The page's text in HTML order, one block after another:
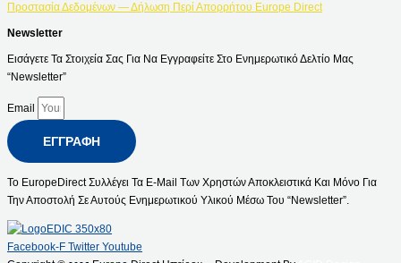
Προστασία Δεδομένων — Δήλωση Περί Απορρήτου Europe Direct
Newsletter
Εισάγετε Τα Στοιχεία Σας Για Να Εγγραφείτε Στο Ενημερωτικό Δελτίο Μας
“Newsletter”
Email
ΕΓΓΡΑΦΉ
Το EuropeDirect Συλλέγει Τα E-Mail Των Χρηστών Αποκλειστικά Και Μόνο Για
Την Αποστολή Σε Αυτούς Ενημερωτικού Υλικού Μέσω Του “Newsletter”.
Facebook-F Twitter Youtube